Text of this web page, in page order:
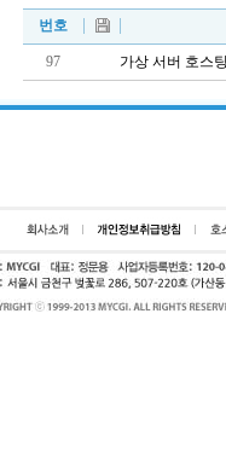
번호
97 가상 서버 호스